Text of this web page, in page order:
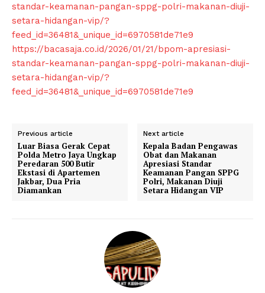
Contact us
Subscription Plans
My account
Klinik Gigi
Klinik Gigi Surabaya
Klinik Gigi Terdekat
standar-keamanan-pangan-sppg-polri-makanan-diuji-
setara-hidangan-vip/?
feed_id=36481&_unique_id=6970581de71e9
https://bacasaja.co.id/2026/01/21/bpom-apresiasi-
standar-keamanan-pangan-sppg-polri-makanan-diuji-
setara-hidangan-vip/?
feed_id=36481&_unique_id=6970581de71e9
Previous article
Luar Biasa Gerak Cepat
Polda Metro Jaya Ungkap
Peredaran 500 Butir
Ekstasi di Apartemen
Jakbar, Dua Pria
Diamankan
Next article
Kepala Badan Pengawas
Obat dan Makanan
Apresiasi Standar
Keamanan Pangan SPPG
Polri, Makanan Diuji
Setara Hidangan VIP